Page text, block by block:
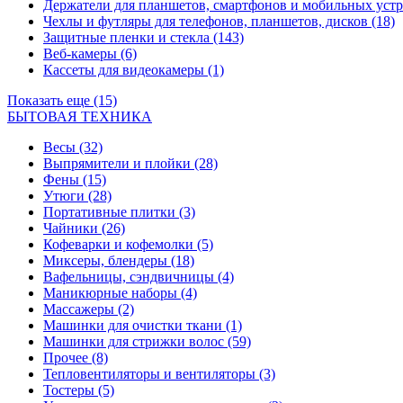
Держатели для планшетов, смартфонов и мобильных
Чехлы и футляры для телефонов, планшетов, дисков (18)
Защитные пленки и стекла (143)
Веб-камеры (6)
Кассеты для видеокамеры (1)
Показать еще (15)
БЫТОВАЯ ТЕХНИКА
Весы (32)
Выпрямители и плойки (28)
Фены (15)
Утюги (28)
Портативные плитки (3)
Чайники (26)
Кофеварки и кофемолки (5)
Миксеры, блендеры (18)
Вафельницы, сэндвичницы (4)
Маникюрные наборы (4)
Массажеры (2)
Машинки для очистки ткани (1)
Машинки для стрижки волос (59)
Прочее (8)
Тепловентиляторы и вентиляторы (3)
Тостеры (5)